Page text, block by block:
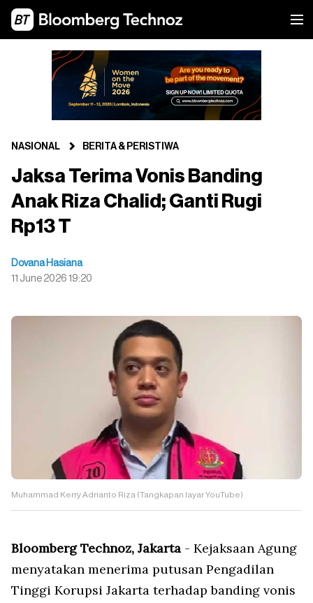
NASIONAL BERITA & PERISTIWA
Jaksa Terima Vonis Banding
Anak Riza Chalid; Ganti Rugi
Rp13 T
Dovana Hasiana
11 June 2026 19:20
Muhammad Kerry Adrianto Riza (Tangkapan layar YouTube)
Bloomberg Technoz, Jakarta - Kejaksaan Agung
menyatakan menerima putusan Pengadilan
Tinggi Korupsi Jakarta terhadap banding vonis